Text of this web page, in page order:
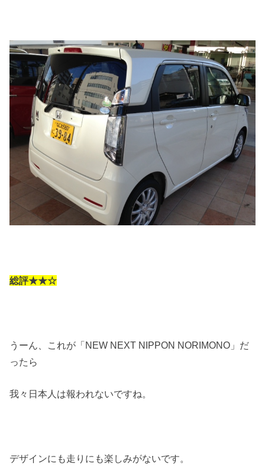
総評★★☆
うーん、これが「NEW NEXT NIPPON NORIMONO」だ
ったら
我々日本人は報われないですね。
デザインにも走りにも楽しみがないです。